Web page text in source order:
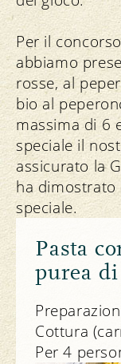
Per il
abbiamo
rosse, al
bio al
massima di 6
speciale il
assicurato la
ha dimostrato
speciale.
Pasta
purea
Cottura
Per 4